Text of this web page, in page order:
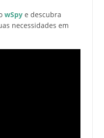
wSpye descubra
necessidades em